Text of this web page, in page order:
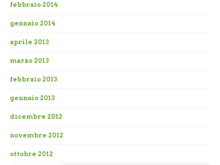
febbraio 2014
gennaio 2014
aprile 2013
marzo 2013
febbraio 2013
gennaio 2013
dicembre 2012
novembre 2012
ottobre 2012